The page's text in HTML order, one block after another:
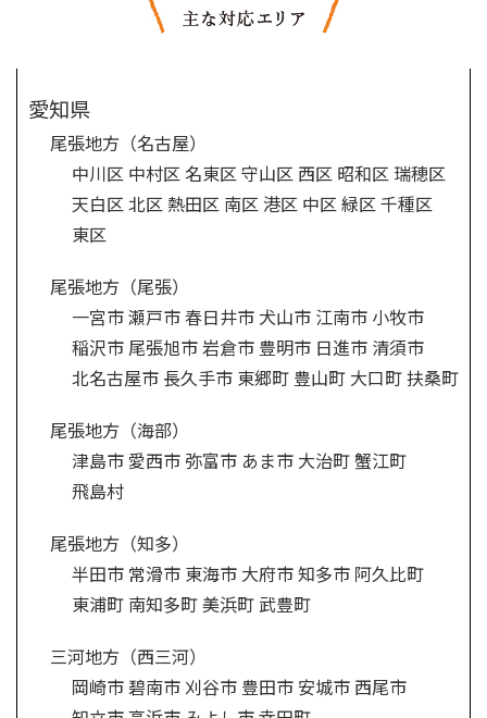
愛知県
尾張地方（名古屋）
中川区 中村区 名東区守山区 西区 昭和区 瑞穂区
天白区北区 熱田区 南区港区 中区緑区千種区
東区
尾張地方（尾張）
一宮市瀬戸市春日井市犬山市 江南市 小牧市
稲沢市 尾張旭市岩倉市 豊明市 日進市 清須市
北名古屋市 長久手市 東郷町 豊山町 大口町扶桑町
尾張地方（海部）
津島市 愛西市 弥富市 あま市 大治町蟹江町
飛島村
尾張地方（知多）
半田市 常滑市 東海市 大府市知多市 阿久比町
東浦町 南知多町美浜町 武豊町
三河地方（西三河）
岡崎市碧南市刈谷市 豊田市 安城市 西尾市